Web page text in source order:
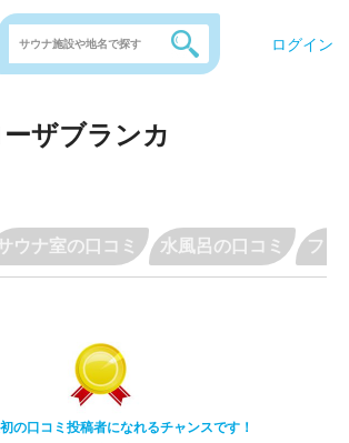
ログイン
ザブランカ
ウナ室の口コミ 水風呂の口コミ フリ
の口コミ投稿者になれるチャンスです！